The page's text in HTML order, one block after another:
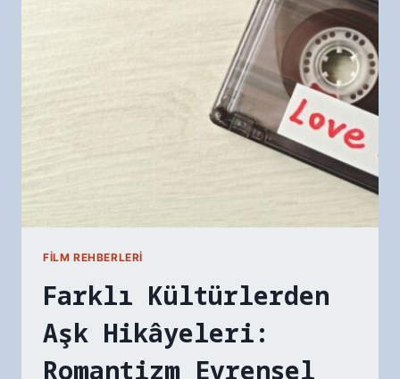
FILM REHBERLERI
Farklı Kültürlerden
Aşk Hikâyeleri:
Romantizm Evrensel